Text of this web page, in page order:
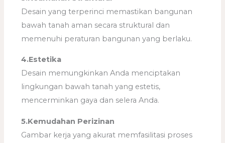
Desain yang terperinci memastikan bangunan
bawah tanah aman secara struktural dan
memenuhi peraturan bangunan yang berlaku.
4.Estetika
Desain memungkinkan Anda menciptakan
lingkungan bawah tanah yang estetis,
mencerminkan gaya dan selera Anda.
5.Kemudahan Perizinan
Gambar kerja yang akurat memfasilitasi proses